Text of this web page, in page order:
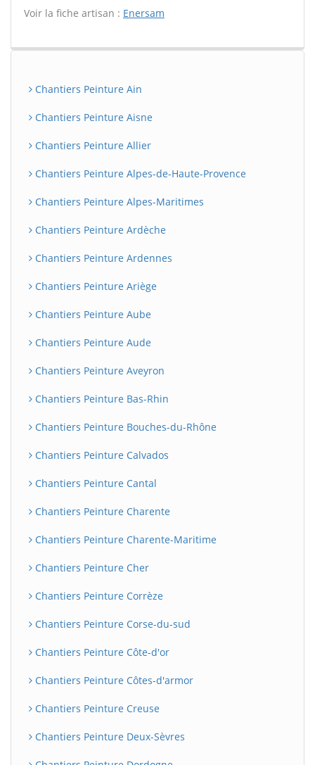
Voir la fiche artisan : Enersam
Chantiers Peinture Ain
Chantiers Peinture Aisne
Chantiers Peinture Allier
Chantiers Peinture Alpes-de-Haute-Provence
Chantiers Peinture Alpes-Maritimes
Chantiers Peinture Ardèche
Chantiers Peinture Ardennes
Chantiers Peinture Ariège
Chantiers Peinture Aube
Chantiers Peinture Aude
Chantiers Peinture Aveyron
Chantiers Peinture Bas-Rhin
Chantiers Peinture Bouches-du-Rhône
Chantiers Peinture Calvados
Chantiers Peinture Cantal
Chantiers Peinture Charente
Chantiers Peinture Charente-Maritime
Chantiers Peinture Cher
Chantiers Peinture Corrèze
Chantiers Peinture Corse-du-sud
Chantiers Peinture Côte-d'or
Chantiers Peinture Côtes-d'armor
Chantiers Peinture Creuse
Chantiers Peinture Deux-Sèvres